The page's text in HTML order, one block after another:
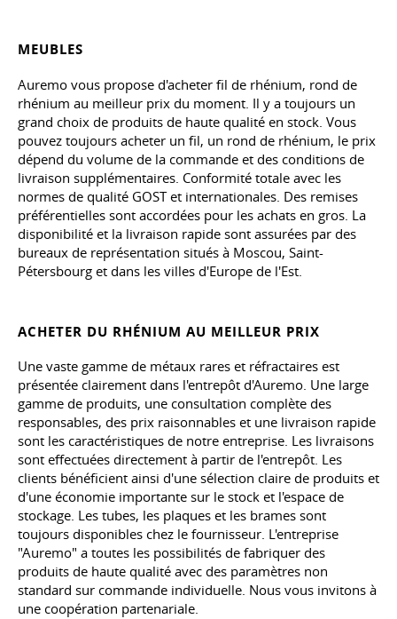
MEUBLES
Auremo vous propose d'acheter fil de rhénium, rond de
rhénium au meilleur prix du moment. Il y a toujours un
grand choix de produits de haute qualité en stock. Vous
pouvez toujours acheter un fil, un rond de rhénium, le prix
dépend du volume de la commande et des conditions de
livraison supplémentaires. Conformité totale avec les
normes de qualité GOST et internationales. Des remises
préférentielles sont accordées pour les achats en gros. La
disponibilité et la livraison rapide sont assurées par des
bureaux de représentation situés à Moscou, Saint-
Pétersbourg et dans les villes d'Europe de l'Est.
ACHETER DU RHÉNIUM AU MEILLEUR PRIX
Une vaste gamme de métaux rares et réfractaires est
présentée clairement dans l'entrepôt d'Auremo. Une large
gamme de produits, une consultation complète des
responsables, des prix raisonnables et une livraison rapide
sont les caractéristiques de notre entreprise. Les livraisons
sont effectuées directement à partir de l'entrepôt. Les
clients bénéficient ainsi d'une sélection claire de produits et
d'une économie importante sur le stock et l'espace de
stockage. Les tubes, les plaques et les brames sont
toujours disponibles chez le fournisseur. L'entreprise
"Auremo" a toutes les possibilités de fabriquer des
produits de haute qualité avec des paramètres non
standard sur commande individuelle. Nous vous invitons à
une coopération partenariale.